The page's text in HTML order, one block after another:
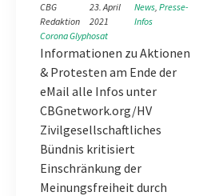
CBG
Redaktion
23. April
2021
News, Presse-
Infos
CoronaGlyphosat
Informationen zu Aktionen
& Protesten am Ende der
eMail alle Infos unter
CBGnetwork.org/HV
Zivilgesellschaftliches
Bündnis kritisiert
Einschränkung der
Meinungsfreiheit durch